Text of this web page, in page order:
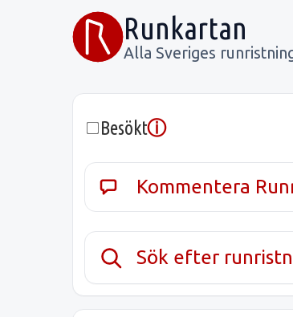
Runkartan
Alla Sveriges
Besöktⓘ
Kommentera
Sök efter